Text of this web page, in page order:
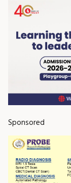
Sponsored